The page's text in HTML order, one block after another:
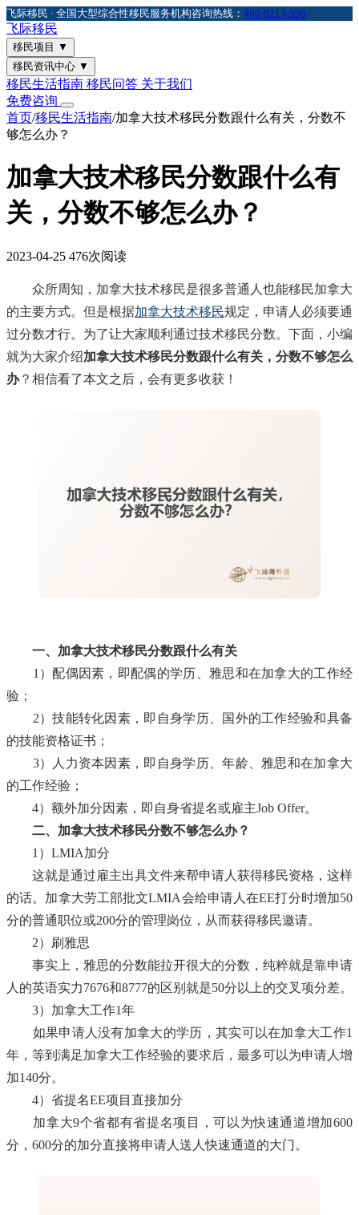
飞际移民 · 全国大型综合性移民服务机构咨询热线： 400-8213-596
飞际移民
移民项目 ▼
移民资讯中心 ▼
移民生活指南 移民问答 关于我们
免费咨询
首页/移民生活指南/加拿大技术移民分数跟什么有关，分数不
够怎么办？
加拿大技术移民分数跟什么有
关，分数不够怎么办？
2023-04-25 476次阅读
众所周知，加拿大技术移民是很多普通人也能移民加拿大
的主要方式。但是根据加拿大技术移民规定，申请人必须要通
过分数才行。为了让大家顺利通过技术移民分数。下面，小编
就为大家介绍加拿大技术移民分数跟什么有关，分数不够怎么
办？相信看了本文之后，会有更多收获！
一、加拿大技术移民分数跟什么有关
1）配偶因素，即配偶的学历、雅思和在加拿大的工作经
验；
2）技能转化因素，即自身学历、国外的工作经验和具备
的技能资格证书；
3）人力资本因素，即自身学历、年龄、雅思和在加拿大
的工作经验；
4）额外加分因素，即自身省提名或雇主Job Offer。
二、加拿大技术移民分数不够怎么办？
1）LMIA加分
这就是通过雇主出具文件来帮申请人获得移民资格，这样
的话。加拿大劳工部批文LMIA会给申请人在EE打分时增加50
分的普通职位或200分的管理岗位，从而获得移民邀请。
2）刷雅思
事实上，雅思的分数能拉开很大的分数，纯粹就是靠申请
人的英语实力7676和8777的区别就是50分以上的交叉项分差。
3）加拿大工作1年
如果申请人没有加拿大的学历，其实可以在加拿大工作1
年，等到满足加拿大工作经验的要求后，最多可以为申请人增
加140分。
4）省提名EE项目直接加分
加拿大9个省都有省提名项目，可以为快速通道增加600
分，600分的加分直接将申请人送人快速通道的大门。